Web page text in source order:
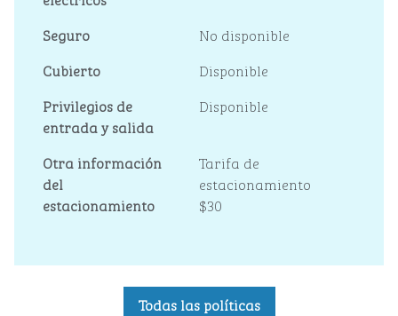
Seguro
No disponible
Cubierto
Disponible
Privilegios de
entrada y salida
Disponible
Otra información
del
estacionamiento
Tarifa de
estacionamiento
$30
Todas las políticas